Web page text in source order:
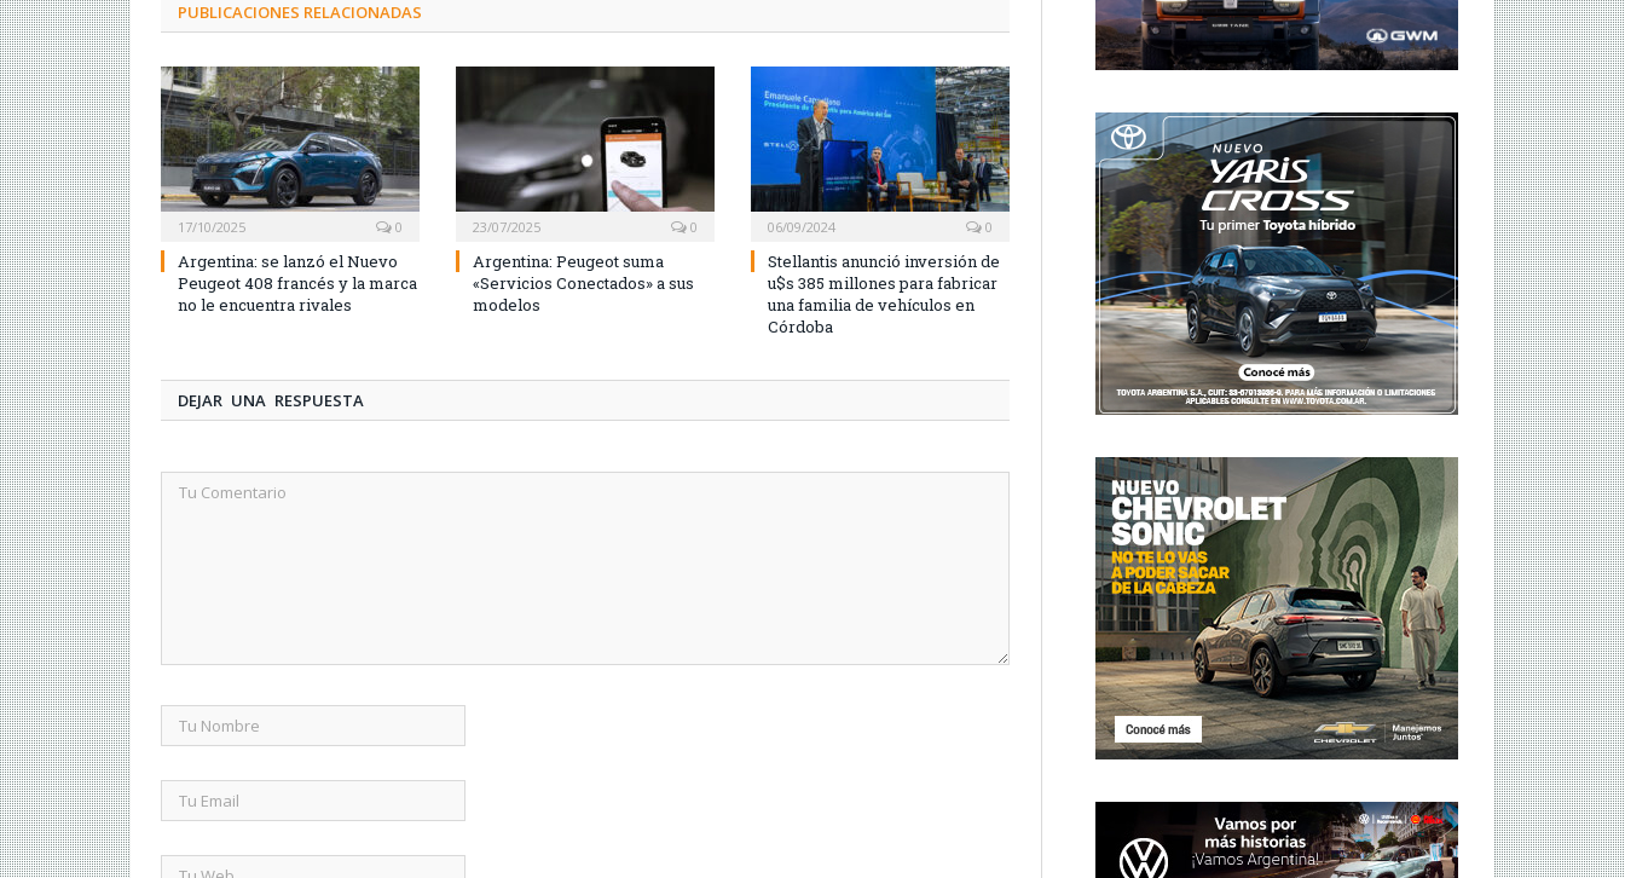
PUBLICACIONES RELACIONADAS
17/10/2025 0
Argentina: se lanzó el Nuevo
Peugeot 408 francés y la marca
no le encuentra rivales
23/07/2025 0
Argentina: Peugeot suma
«Servicios Conectados» a sus
modelos
06/09/2024 0
Stellantis anunció inversión de
u$s 385 millones para fabricar
una familia de vehículos en
Córdoba
DEJAR UNA RESPUESTA